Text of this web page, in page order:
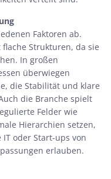
Faktoren ab.
Strukturen, da sie
In großen
überwiegen
die Stabilität und klare
die Branche spielt
Felder wie
Hierarchien setzen,
oder Start-ups von
erlauben.